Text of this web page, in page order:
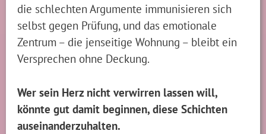
die schlechten Argumente immunisieren sich
selbst gegen Prüfung, und das emotionale
Zentrum – die jenseitige Wohnung – bleibt ein
Versprechen ohne Deckung.
Wer sein Herz nicht verwirren lassen will,
könnte gut damit beginnen, diese Schichten
auseinanderzuhalten.